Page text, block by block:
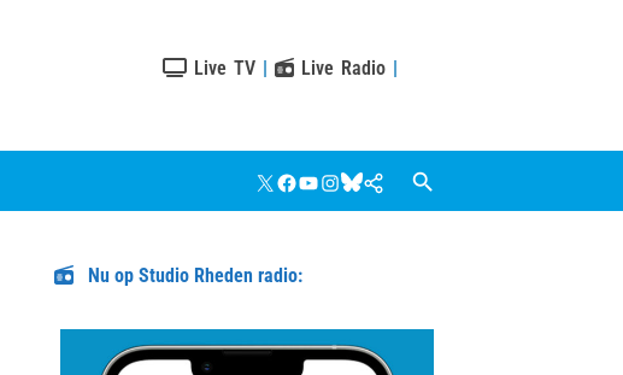
Live TV | Live Radio |
X Facebook
YouTube
Instagram
Bluesky
Google
Nieuws
Nu op Studio Rheden radio: